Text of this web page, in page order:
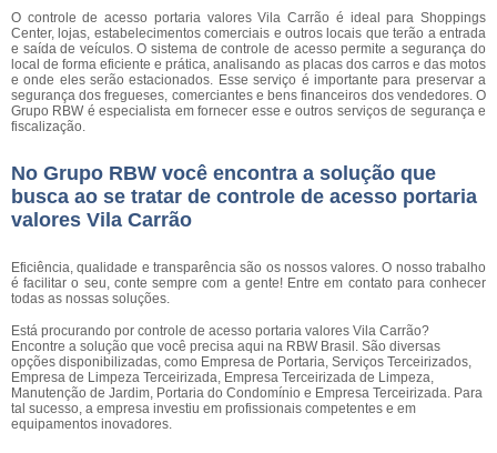
O controle de acesso portaria valores Vila Carrão é ideal para Shoppings
Center, lojas, estabelecimentos comerciais e outros locais que terão a entrada
e saída de veículos. O sistema de controle de acesso permite a segurança do
local de forma eficiente e prática, analisando as placas dos carros e das motos
e onde eles serão estacionados. Esse serviço é importante para preservar a
segurança dos fregueses, comerciantes e bens financeiros dos vendedores. O
Grupo RBW é especialista em fornecer esse e outros serviços de segurança e
fiscalização.
No Grupo RBW você encontra a solução que
busca ao se tratar de controle de acesso portaria
valores Vila Carrão
Eficiência, qualidade e transparência são os nossos valores. O nosso trabalho
é facilitar o seu, conte sempre com a gente! Entre em contato para conhecer
todas as nossas soluções.
Está procurando por controle de acesso portaria valores Vila Carrão?
Encontre a solução que você precisa aqui na RBW Brasil. São diversas
opções disponibilizadas, como Empresa de Portaria, Serviços Terceirizados,
Empresa de Limpeza Terceirizada, Empresa Terceirizada de Limpeza,
Manutenção de Jardim, Portaria do Condomínio e Empresa Terceirizada. Para
tal sucesso, a empresa investiu em profissionais competentes e em
equipamentos inovadores.